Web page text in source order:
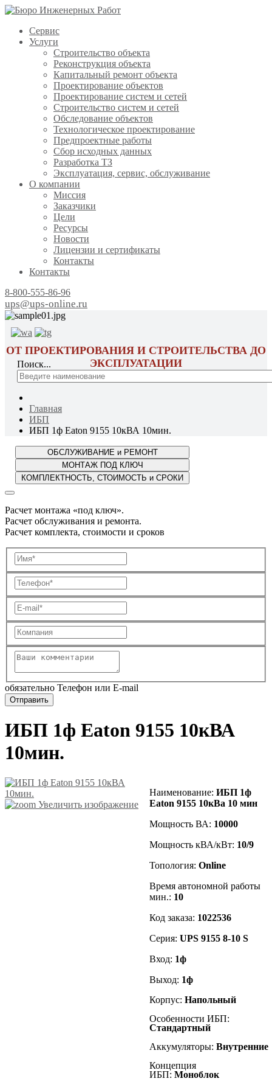
Сервис
Услуги
Строительство объекта
Реконструкция объекта
Капитальный ремонт объекта
Проектирование объектов
Проектирование систем и сетей
Строительство систем и сетей
Обследование объектов
Технологическое проектирование
Предпроектные работы
Сбор исходных данных
Разработка ТЗ
Эксплуатация, сервис, обслуживание
О компании
Миссия
Заказчики
Цели
Ресурсы
Новости
Лицензии и сертификаты
Контакты
Контакты
8-800-555-86-96
ups@ups-online.ru
ОТ ПРОЕКТИРОВАНИЯ И СТРОИТЕЛЬСТВА ДО
ЭКСПЛУАТАЦИИ
Поиск...
Главная
ИБП
ИБП 1ф Eaton 9155 10кВА 10мин.
Расчет монтажа «под ключ».
Расчет обслуживания и ремонта.
Расчет комплекта, стоимости и сроков
обязательно Телефон или E-mail
ИБП 1ф Eaton 9155 10кВА
10мин.
Увеличить изображение
Наименование: ИБП 1ф
Eaton 9155 10кВа 10 мин
Мощность ВА: 10000
Мощность кВА/кВт: 10/9
Топология: Online
Время автономной работы
мин.: 10
Код заказа: 1022536
Серия: UPS 9155 8-10 S
Вход: 1ф
Выход: 1ф
Корпус: Напольный
Особенности ИБП:
Стандартный
Аккумуляторы: Внутренние
Концепция
ИБП: Моноблок